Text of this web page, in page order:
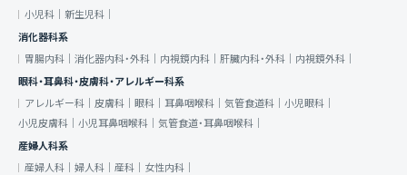
小児科｜ 新生児科｜
消化器科系
胃腸内科｜ 消化器内科・外科｜ 内視鏡内科｜ 肝臓内科・外科｜ 内視鏡外科｜
眼科・耳鼻科・皮膚科・アレルギー科系
アレルギー科｜ 皮膚科｜ 眼科｜ 耳鼻咽喉科｜ 気管食道科｜ 小児眼科｜
小児皮膚科｜ 小児耳鼻咽喉科｜ 気管食道・耳鼻咽喉科｜
産婦人科系
産婦人科｜ 婦人科｜ 産科｜ 女性内科｜